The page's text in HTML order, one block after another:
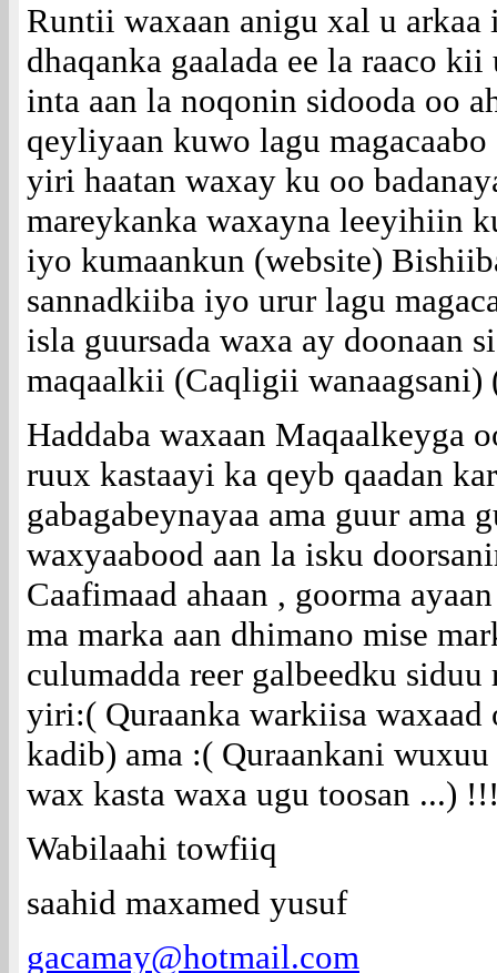
Runtii waxaan anigu xal u arkaa
dhaqanka gaalada ee la raaco
inta aan la noqonin sidooda oo
qeyliyaan kuwo lagu
yiri haatan waxay ku oo
mareykanka waxayna leeyihiin
iyo kumaankun (website)
sannadkiiba iyo urur lagu
isla guursada waxa ay doonaan
maqaalkii (Caqligii wanaagsani)
Haddaba waxaan Maqaalkeyga
ruux kastaayi ka qeyb qaadan
gabagabeynayaa ama guur ama
waxyaabood aan la isku
Caafimaad ahaan , goorma
ma marka aan dhimano mise
culumadda reer galbeedku
yiri:( Quraanka warkiisa waxaad
kadib) ama :( Quraankani
wax kasta waxa ugu toosan ...)
Wabilaahi towfiiq
saahid maxamed yusuf
gacamay@hotmail.com